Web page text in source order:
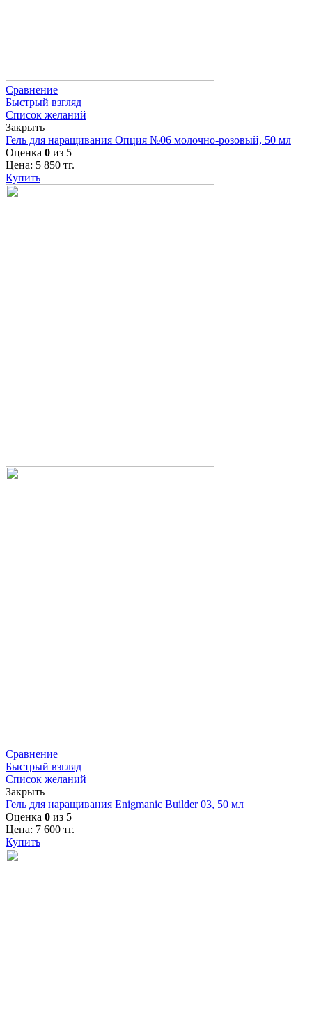
Сравнение
Быстрый взгляд
Список желаний
Закрыть
Гель для наращивания Опция №06 молочно-розовый, 50 мл
Оценка 0 из 5
Цена: 5 850 тг.
Купить
Сравнение
Быстрый взгляд
Список желаний
Закрыть
Гель для наращивания Enigmanic Builder 03, 50 мл
Оценка 0 из 5
Цена: 7 600 тг.
Купить